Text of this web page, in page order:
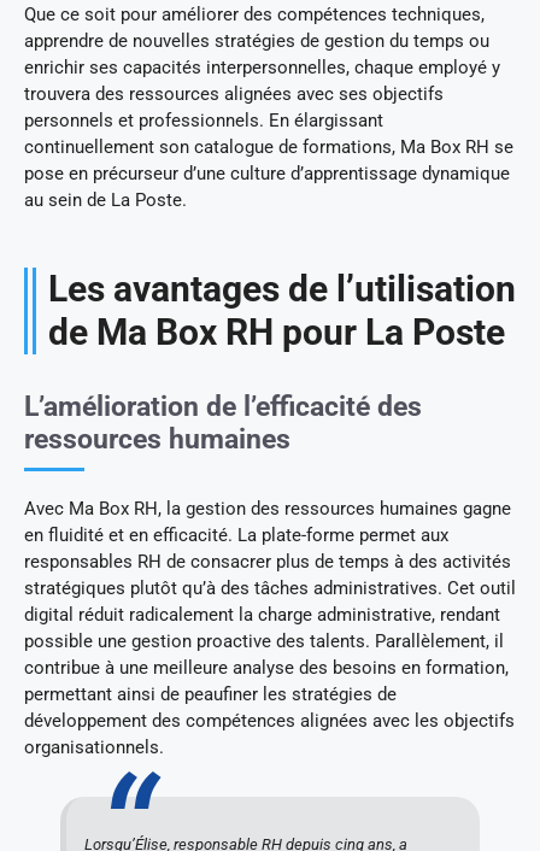
Que ce soit pour améliorer des compétences techniques,
apprendre de nouvelles stratégies de gestion du temps ou
enrichir ses capacités interpersonnelles, chaque employé y
trouvera des ressources alignées avec ses objectifs
personnels et professionnels. En élargissant
continuellement son catalogue de formations, Ma Box RH se
pose en précurseur d’une culture d’apprentissage dynamique
au sein de La Poste.
Les avantages de l’utilisation
de Ma Box RH pour La Poste
L’amélioration de l’efficacité des
ressources humaines
Avec Ma Box RH, la gestion des ressources humaines gagne
en fluidité et en efficacité. La plate-forme permet aux
responsables RH de consacrer plus de temps à des activités
stratégiques plutôt qu’à des tâches administratives. Cet outil
digital réduit radicalement la charge administrative, rendant
possible une gestion proactive des talents. Parallèlement, il
contribue à une meilleure analyse des besoins en formation,
permettant ainsi de peaufiner les stratégies de
développement des compétences alignées avec les objectifs
organisationnels.
Lorsqu’Élise, responsable RH depuis cinq ans, a